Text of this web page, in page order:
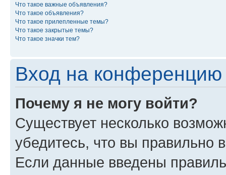
Что такое важные объявления?
Что такое объявления?
Что такое прилепленные темы?
Что такое закрытые темы?
Что такое значки тем?
Вход на конференцию
Почему я не могу войти?
Существует несколько
убедитесь, что вы правильно
Если данные введены